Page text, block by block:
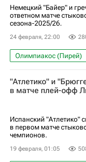
Атлетико (Мадрид)
Будё-Глимт
Боруссия (Дортмунд)
Мануэль Аканджи
Немецкий "Байер" и
ответном матче
сезона-2025/26.
24 февраля, 22:00
Олимпиакос (Пирей)
Анонсы и трансляции
Лига чемпионов
"Атлетико" и
в матче плей-офф
Испанский "Атлетико"
в первом матче
чемпионов.
19 февраля, 01:05